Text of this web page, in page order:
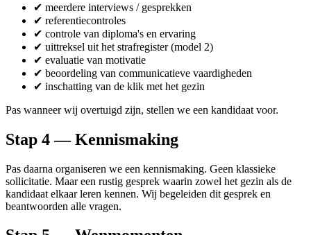
✔ meerdere interviews / gesprekken
✔ referentiecontroles
✔ controle van diploma's en ervaring
✔ uittreksel uit het strafregister (model 2)
✔ evaluatie van motivatie
✔ beoordeling van communicatieve vaardigheden
✔ inschatting van de klik met het gezin
Pas wanneer wij overtuigd zijn, stellen we een kandidaat voor.
Stap 4 — Kennismaking
Pas daarna organiseren we een kennismaking. Geen klassieke
sollicitatie. Maar een rustig gesprek waarin zowel het gezin als de
kandidaat elkaar leren kennen. Wij begeleiden dit gesprek en
beantwoorden alle vragen.